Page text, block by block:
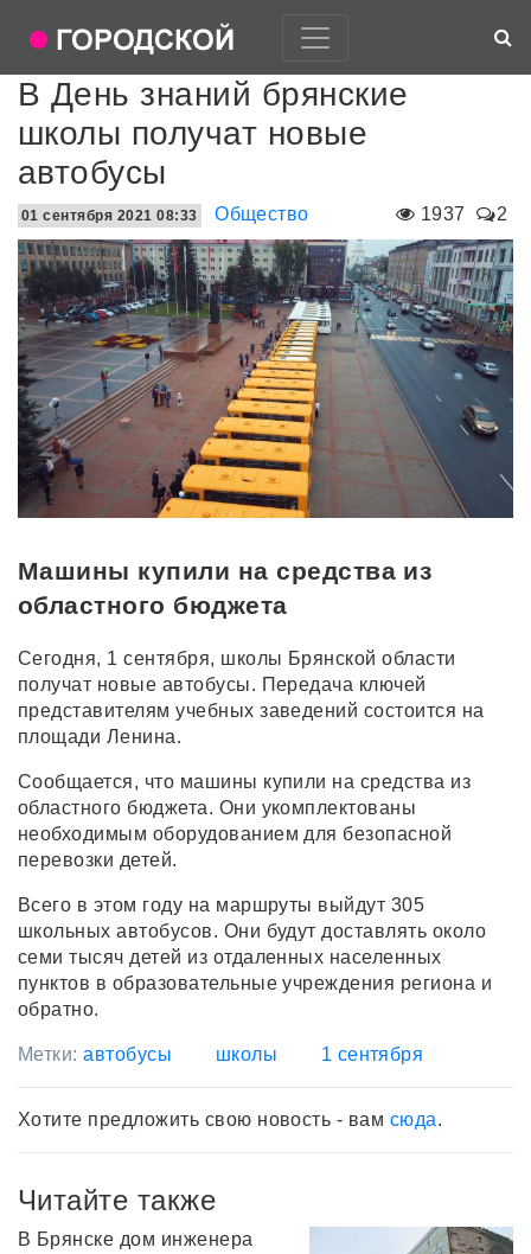
В День знаний брянские
школы получат новые
автобусы
1937 2
01 сентября 2021 08:33 Общество
Машины купили на средства из
областного бюджета
Сегодня, 1 сентября, школы Брянской области
получат новые автобусы. Передача ключей
представителям учебных заведений состоится на
площади Ленина.
Сообщается, что машины купили на средства из
областного бюджета. Они укомплектованы
необходимым оборудованием для безопасной
перевозки детей.
Всего в этом году на маршруты выйдут 305
школьных автобусов. Они будут доставлять около
семи тысяч детей из отдаленных населенных
пунктов в образовательные учреждения региона и
обратно.
Метки:автобусы школы 1 сентября
Хотите предложить свою новость - вам сюда.
Читайте также
В Брянске дом инженера